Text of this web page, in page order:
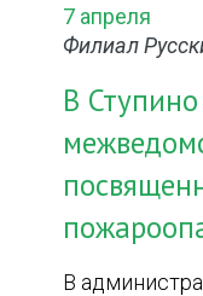
7 апреля
Филиал
В
В